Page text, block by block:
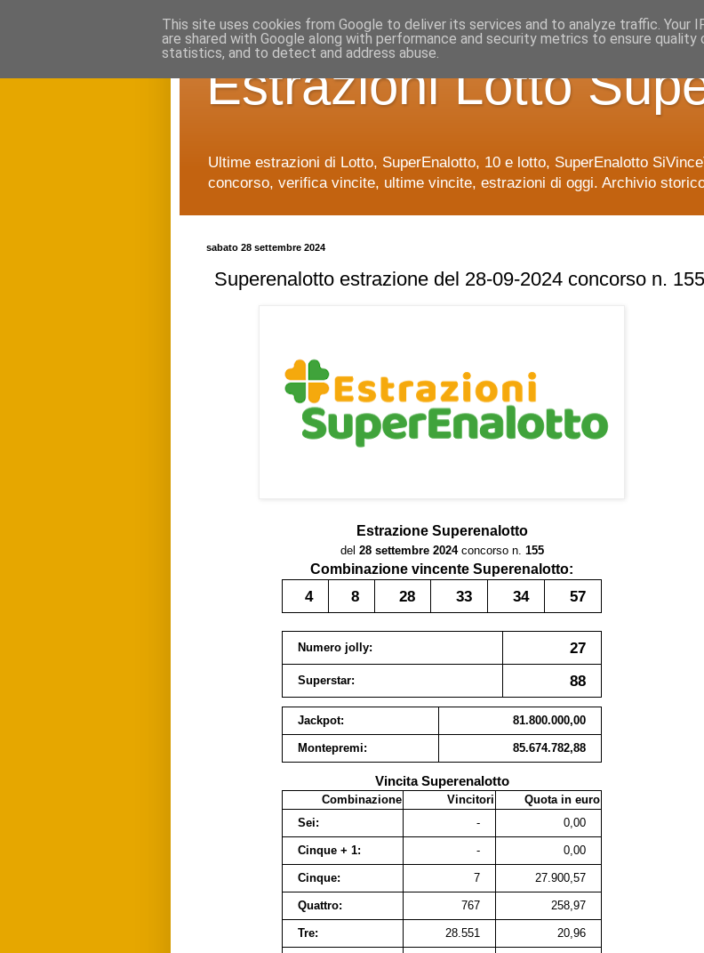
Estrazioni Lotto
Ultime estrazioni di Lotto, SuperEnalotto, 10 e lotto, SuperEnalotto
concorso, verifica vincite, ultime vincite, estrazioni di oggi. Archivio
sabato 28 settembre 2024
Superenalotto estrazione del 28-09-2024 concorso n. 155
Estrazione Superenalotto
del 28 settembre 2024concorso n. 155
Combinazione vincente Superenalotto:
4 8 28 33 34 57
Numero jolly: 27
Superstar: 88
Jackpot: 81.800.000,00
Montepremi: 85.674.782,88
Vincita Superenalotto
Combinazione Vincitori
Quota in euro
Sei:
- 0,00
Cinque + 1: - 0,00
Cinque: 7 27.900,57
Quattro: 767 258,97
Tre: 28.551 20,96
This site uses cookies from Google to deliver its services and to analyze traffic. Your
are shared with Google along with performance and security metrics to ensure quality
statistics, and to detect and address abuse.